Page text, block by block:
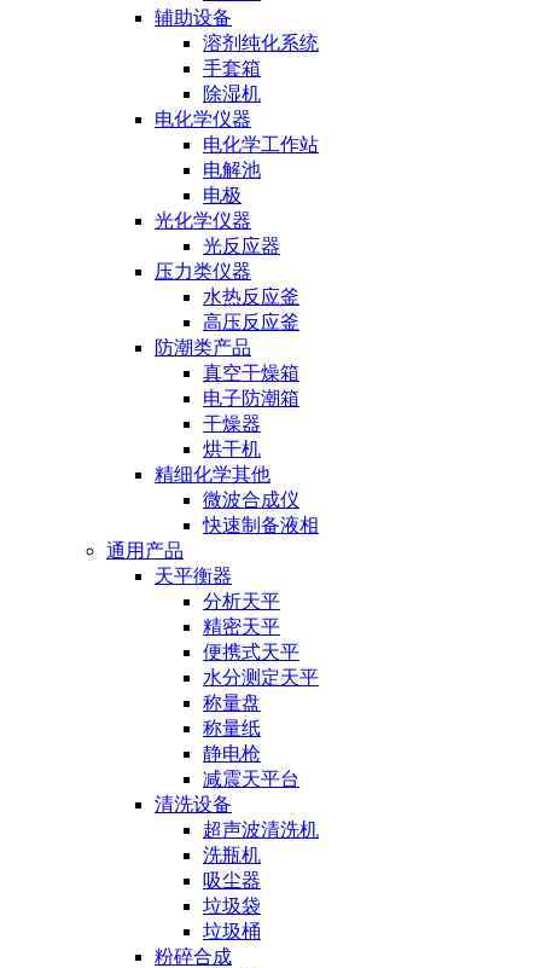
辅助设备
溶剂纯化系统
手套箱
除湿机
电化学仪器
电化学工作站
电解池
电极
光化学仪器
光反应器
压力类仪器
水热反应釜
高压反应釜
防潮类产品
真空干燥箱
电子防潮箱
干燥器
烘干机
精细化学其他
微波合成仪
快速制备液相
通用产品
天平衡器
分析天平
精密天平
便携式天平
水分测定天平
称量盘
称量纸
静电枪
减震天平台
清洗设备
超声波清洗机
洗瓶机
吸尘器
垃圾袋
垃圾桶
粉碎合成